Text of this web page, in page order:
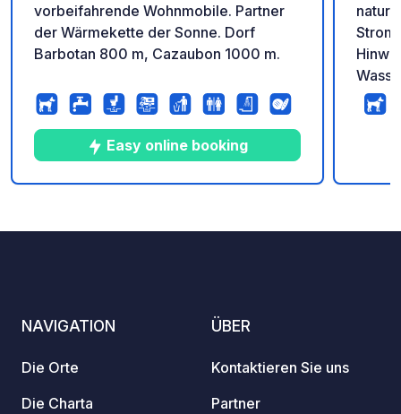
vorbeifahrende Wohnmobile. Partner
der Wärmekette der Sonne. Dorf
Barbotan 800 m, Cazaubon 1000 m.
Easy online booking
Strom
NAVIGATION
Die Orte
Die Charta
ÜBER
Kontaktieren Sie uns
Partner